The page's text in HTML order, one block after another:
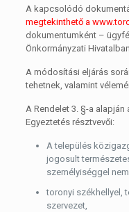
A kapcsolódó
megtekinthető a
dokumentumként –
Önkormányzati
A módosítási eljárás
tehetnek, valamint
A Rendelet 3. §-a
Egyeztetés résztvevői:
A település
jogosult
személyiséggel
toronyi székhellyel,
szervezet,